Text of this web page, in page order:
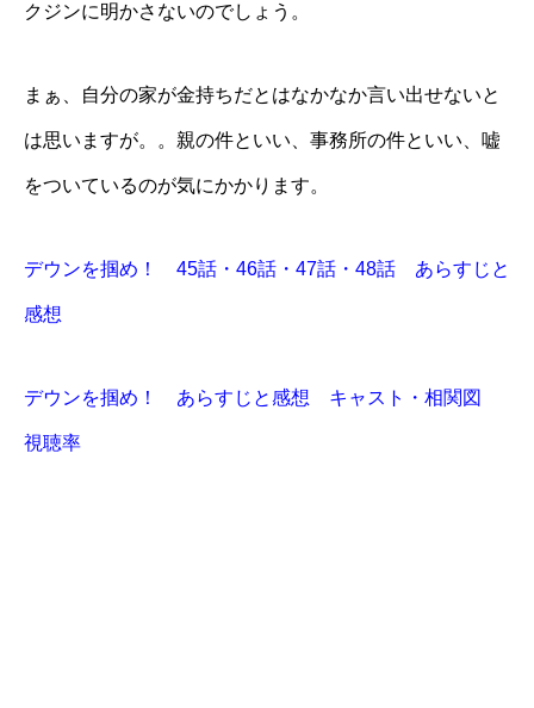
クジンに明かさないのでしょう。
まぁ、自分の家が金持ちだとはなかなか言い出せないと
は思いますが。。親の件といい、事務所の件といい、嘘
をついているのが気にかかります。
デウンを掴め！ 45話・46話・47話・48話 あらすじと
感想
デウンを掴め！ あらすじと感想 キャスト・相関図
視聴率